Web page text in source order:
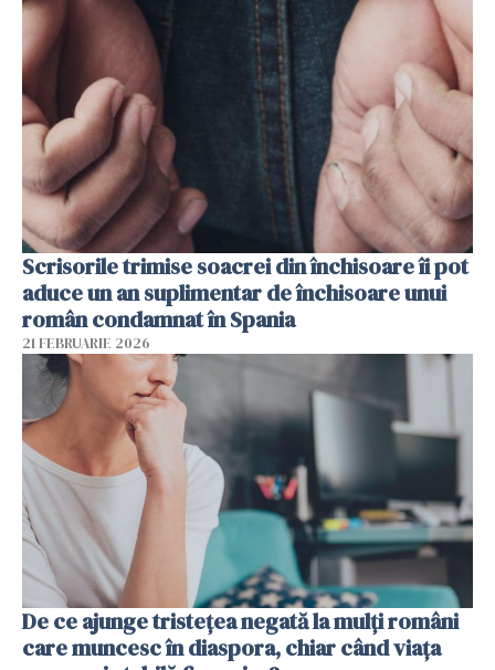
Scrisorile trimise soacrei din închisoare îi pot
aduce un an suplimentar de închisoare unui
român condamnat în Spania
21 FEBRUARIE 2026
De ce ajunge tristețea negată la mulți români
care muncesc în diaspora, chiar când viața